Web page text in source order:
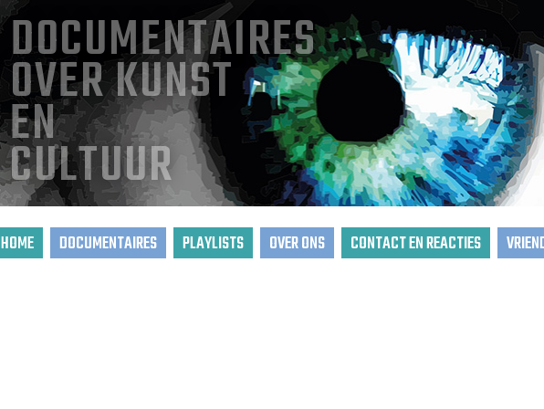
DOCUMENTAIRES
OVER KUNST
EN
CULTUUR
HOME DOCUMENTAIRES PLAYLISTS OVER ONS CONTACT EN REACTIES